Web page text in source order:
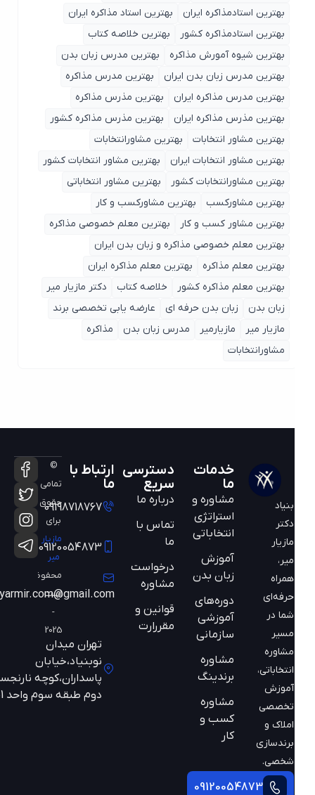
بهترین استادمذاکره ایران
بهترین استاد مذاکره ایران
بهترین استادمذاکره کشور
بهترین خلاصه کتاب
بهترین شیوه آمورش مذاکره
بهترین مدرس زبان بدن
بهترین مدرس زبان بدن ایران
بهترین مدرس مذاکره
بهترین مدرس مذاکره ایران
بهترین مذرس مذاکره
بهترین مذرس مذاکره ایران
بهترین مذرس مذاکره کشور
بهترین مشاور انتخابات
بهترین مشاورانتخابات
بهترین مشاور انتخابات ایران
بهترین مشاور انتخابات کشور
بهترین مشاورانتخابات کشور
بهترین مشاور انتخاباتی
بهترین مشاورکسب
بهترین مشاورکسب و کار
بهترین مشاور کسب و کار
بهترین معلم خصوصی مذاکره
بهترین معلم خصوصی مذاکره و زبان بدن ایران
بهترین معلم مذاکره
بهترین معلم مذاکره ایران
بهترین معلم مذاکره کشور
خلاصه کتاب
دکتر مازیار میر
زبان بدن
زبان بدن حرفه ای
عارضه یابی تخصصی برند
مازیار میر
مازیارمیر مدرس زبان بدن
مذاکره
مشاورانتخابات
مازیار
همراه
حرفه‌ای
شما در
مسیر
مشاوره
انتخاباتی،
آموزش
تخصصی
املاک و
برندسازی
شخصی.
09120054873
خدمات
مشاوره و
استراتژی
انتخاباتی
آموزش
زبان بدن
دوره‌های
آموزشی
سازمانی
مشاوره
برندینگ
مشاوره
کسب و
دسترسی
سریع
درباره ما
تماس با
ما
درخواست
مشاوره
قوانین و
مقررارت
ارتباط با
09198718767
09120054873
mazyarmir.com@gmail.com
تهران میدان
نوبنیاد،خیابان
پاسداران،کوچه نارنجستان
دوم طبقه سوم واحد 301
©
تمامی
حقوق
محفوظ
است